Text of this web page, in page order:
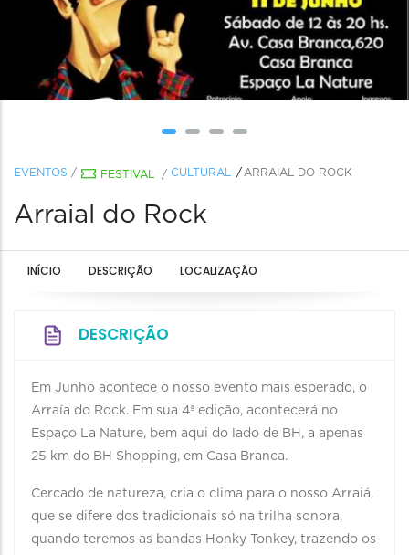
EVENTOS / FESTIVAL / CULTURAL ARRAIAL DO ROCK
Arraial do Rock
INÍCIO DESCRIÇÃO LOCALIZAÇÃO
DESCRIÇÃO
Em Junho acontece o nosso evento mais esperado, o
Arraía do Rock. Em sua 4ª edição, acontecerá no
Espaço La Nature, bem aqui do lado de BH, a apenas
25 km do BH Shopping, em Casa Branca.
Cercado de natureza, cria o clima para o nosso Arraiá,
que se difere dos tradicionais só na trilha sonora,
quando teremos as bandas Honky Tonkey, trazendo os